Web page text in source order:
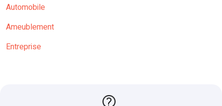
Automobile
Ameublement
Entreprise